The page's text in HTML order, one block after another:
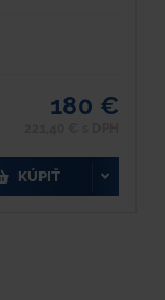
180 €
KÚPIŤ